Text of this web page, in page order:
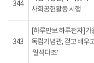
344
사회공헌활동 시행
343
[하루만보 하루천자]가
독립기념관, 걷고 배우
‘일석다조’